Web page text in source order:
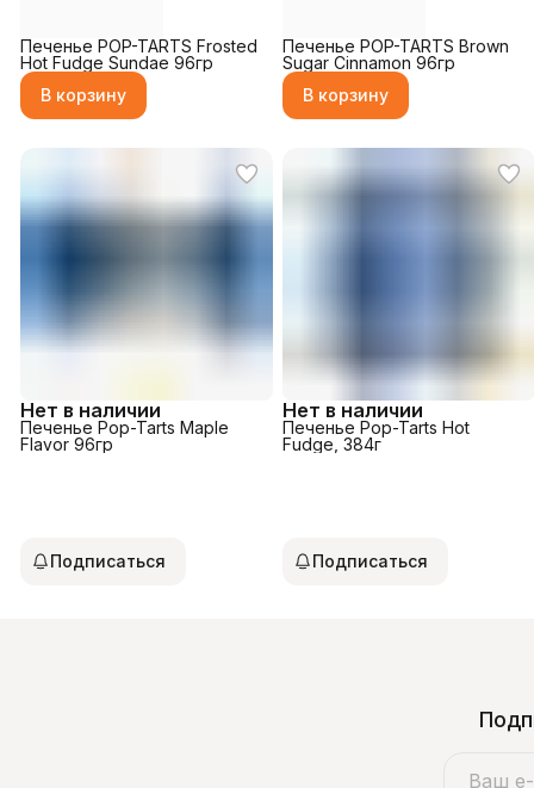
Печенье POP-TARTS Frosted
Hot Fudge Sundae 96гр
В корзину
Печенье POP-TARTS Brown
Sugar Cinnamon 96гр
В корзину
Нет в наличии
Печенье Pop-Tarts Maple
Flavor 96гр
Подписаться
Нет в наличии
Печенье Pop-Tarts Hot
Fudge, 384г
Подписаться